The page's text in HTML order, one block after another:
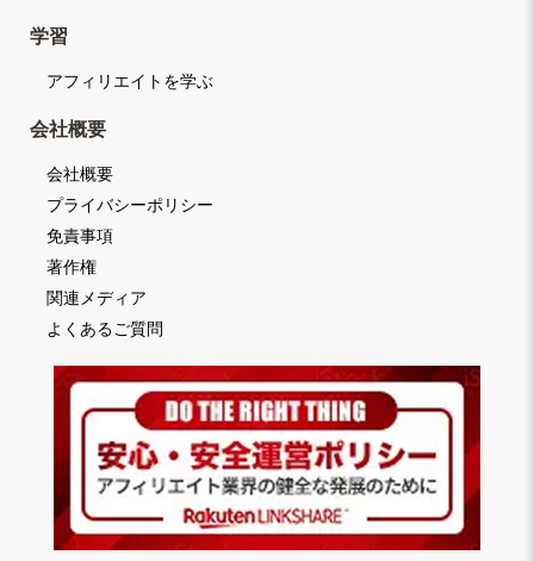
学習
アフィリエイトを学ぶ
会社概要
会社概要
プライバシーポリシー
免責事項
著作権
関連メディア
よくあるご質問